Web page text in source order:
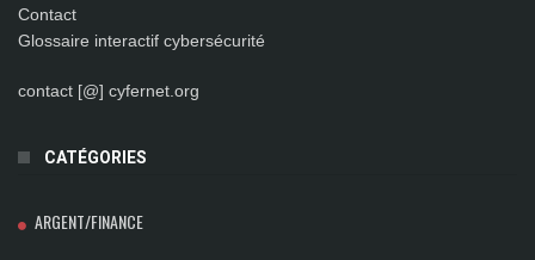
Contact
Glossaire interactif cybersécurité
contact [@] cyfernet.org
CATÉGORIES
ARGENT/FINANCE